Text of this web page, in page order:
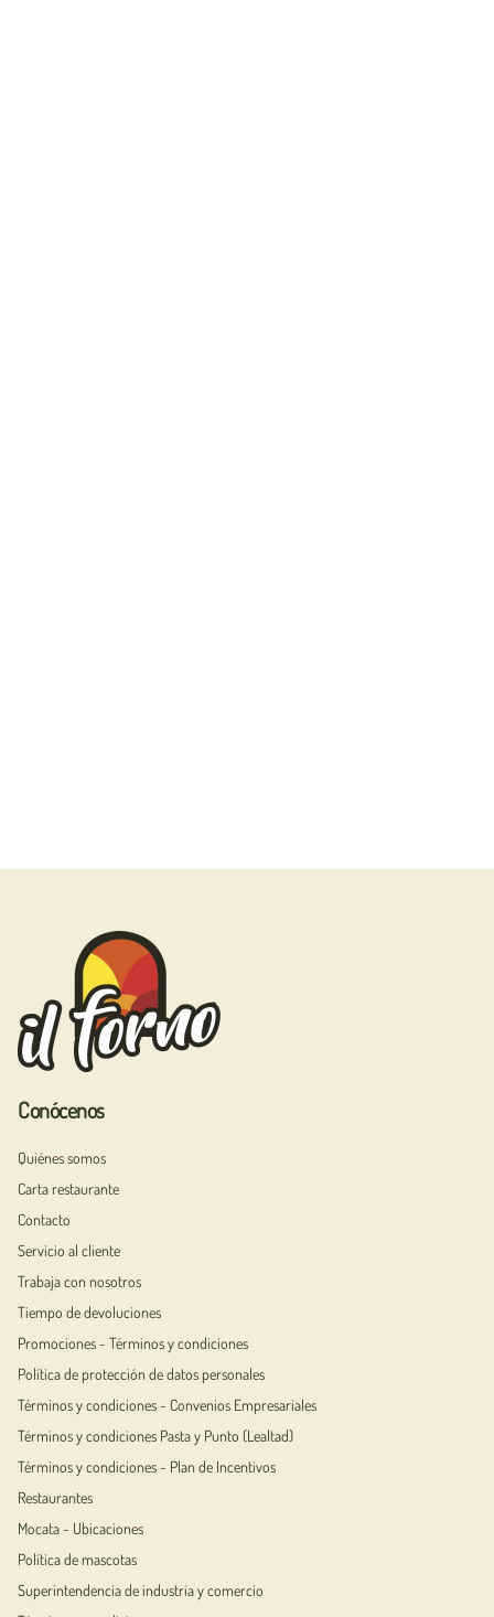
Conócenos
Quiénes somos
Carta restaurante
Contacto
Servicio al cliente
Trabaja con nosotros
Tiempo de devoluciones
Promociones - Términos y condiciones
Política de protección de datos personales
Términos y condiciones - Convenios Empresariales
Términos y condiciones Pasta y Punto (Lealtad)
Términos y condiciones - Plan de Incentivos
Restaurantes
Mocata - Ubicaciones
Política de mascotas
Superintendencia de industria y comercio